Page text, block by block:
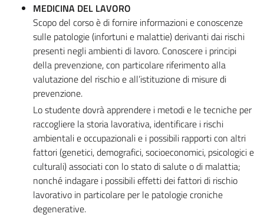
MEDICINA DEL LAVORO
Scopo del corso è di fornire informazioni e conoscenze
sulle patologie (infortuni e malattie) derivanti dai rischi
presenti negli ambienti di lavoro. Conoscere i principi
della prevenzione, con particolare riferimento alla
valutazione del rischio e all’istituzione di misure di
prevenzione.
Lo studente dovrà apprendere i metodi e le tecniche per
raccogliere la storia lavorativa, identificare i rischi
ambientali e occupazionali e i possibili rapporti con altri
fattori (genetici, demografici, socioeconomici, psicologici e
culturali) associati con lo stato di salute o di malattia;
nonché indagare i possibili effetti dei fattori di rischio
lavorativo in particolare per le patologie croniche
degenerative.